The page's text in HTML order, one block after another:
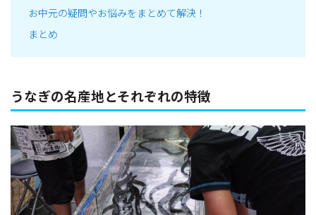
お中元の疑問やお悩みをまとめて解決！
まとめ
うなぎの名産地とそれぞれの特徴